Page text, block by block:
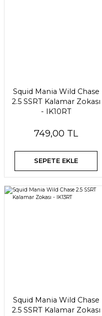
Squid Mania Wild Chase
2.5 SSRT Kalamar Zokası
- IK10RT
749,00 TL
SEPETE EKLE
Squid Mania Wild Chase
2.5 SSRT Kalamar Zokası